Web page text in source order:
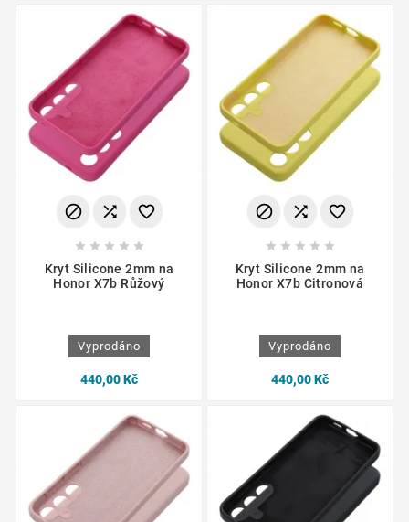
  
    
Kryt Silicone 2mm na
Honor X7b Růžový
Vyprodáno
440,00 Kč
  
    
Kryt Silicone 2mm na
Honor X7b Citronová
Vyprodáno
440,00 Kč